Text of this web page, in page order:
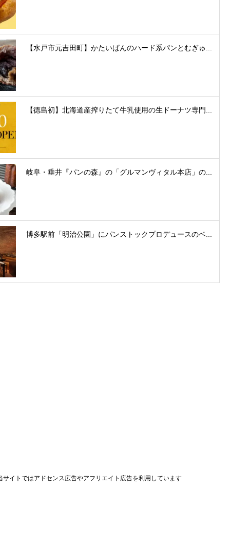
【水戸市元吉田町】かたいぱんのハード系パンとむぎゅ...
【徳島初】北海道産搾りたて牛乳使用の生ドーナツ専門...
岐阜・垂井『パンの森』の「グルマンヴィタル本店」の...
博多駅前「明治公園」にパンストックプロデュースのベ...
サイトではアドセンス広告やアフリエイト広告を利用しています